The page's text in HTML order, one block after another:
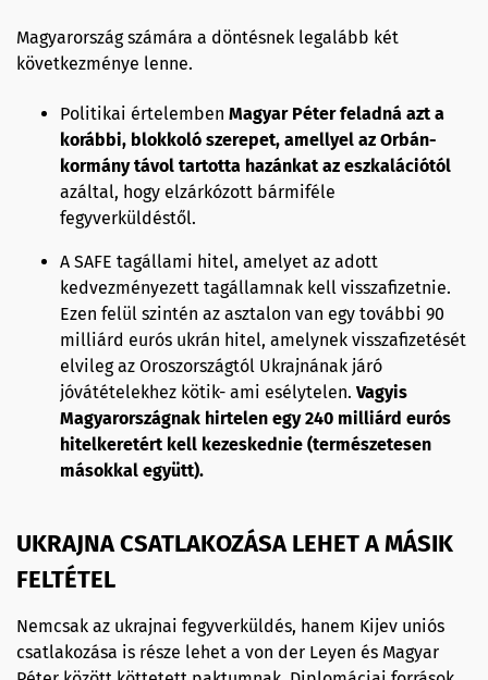
Magyarország számára a döntésnek legalább két
következménye lenne.
Politikai értelemben Magyar Péter feladná azt a
korábbi, blokkoló szerepet, amellyel az Orbán-
kormány távol tartotta hazánkat az eszkalációtól
azáltal, hogy elzárkózott bármiféle
fegyverküldéstől.
A SAFE tagállami hitel, amelyet az adott
kedvezményezett tagállamnak kell visszafizetnie.
Ezen felül szintén az asztalon van egy további 90
milliárd eurós ukrán hitel, amelynek visszafizetését
elvileg az Oroszországtól Ukrajnának járó
jóvátételekhez kötik- ami esélytelen. Vagyis
Magyarországnak hirtelen egy 240 milliárd eurós
hitelkeretért kell kezeskednie (természetesen
másokkal együtt).
UKRAJNA CSATLAKOZÁSA LEHET A MÁSIK
FELTÉTEL
Nemcsak az ukrajnai fegyverküldés, hanem Kijev uniós
csatlakozása is része lehet a von der Leyen és Magyar